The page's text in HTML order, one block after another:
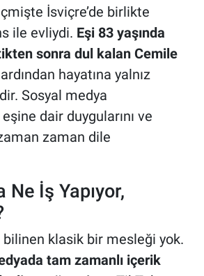
İsviçre’de birlikte
ile evliydi. Eşi 83 yaşında
sonra dul kalan Cemile
hayatına yalnız
Sosyal medya
dair duygularını ve
zaman dile
Ne İş Yapıyor,
bilinen klasik bir mesleği yok.
tam zamanlı içerik